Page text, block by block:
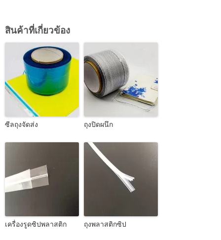
สินค้าที่เกี่ยวข้อง
ซีลถุงจัดส่ง ถุงปิดผนึก
เครื่องรูดซิปพลาสติก ถุงพลาสติกซิป